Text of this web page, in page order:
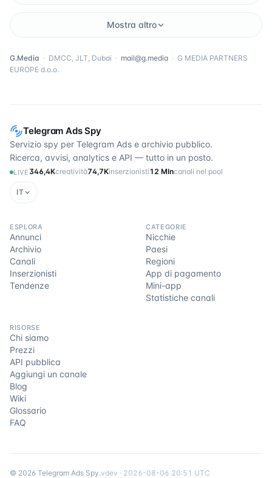
Telegram Ads Spy
Servizio spy per Telegram Ads e archivio pubblico.
Ricerca, avvisi, analytics e API — tutto in un posto.
LIVE 346,4Kcreatività74,7Kinserzionisti12 Mlncanali nel pool
IT
ESPLORA
Annunci
Archivio
Canali
Inserzionisti
Tendenze
CATEGORIE
Nicchie
Paesi
Regioni
App di pagamento
Mini-app
Statistiche canali
RISORSE
Chi siamo
Prezzi
API pubblica
Aggiungi un canale
Blog
Wiki
Glossario
FAQ
Mostra altro
G.Media · DMCC, JLT, Dubai · mail@g.media · G MEDIA PARTNERS
EUROPE d.o.o.
© 2026 Telegram Ads Spy.vdev · 2026-08-06 20:51 UTC